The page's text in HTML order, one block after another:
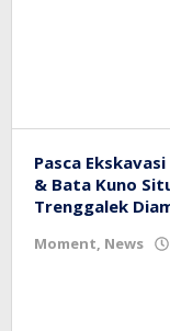
Pasca
& Bata Kuno
Trenggalek
Moment, News